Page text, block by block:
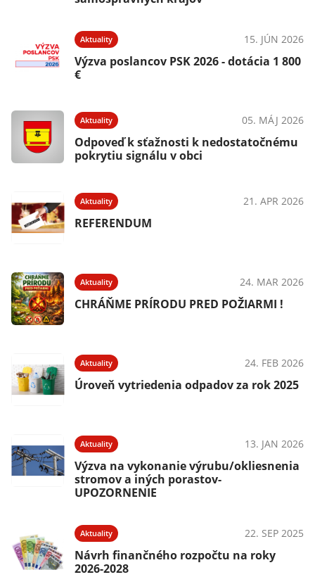
Aktuality 15. JÚN 2026
Výzva poslancov PSK 2026 - dotácia 1 800
€
Aktuality 05. MÁJ 2026
Odpoveď k sťažnosti k nedostatočnému
pokrytiu signálu v obci
Aktuality 21. APR 2026
REFERENDUM
Aktuality 24. MAR 2026
CHRÁŇME PRÍRODU PRED POŽIARMI !
Aktuality 24. FEB 2026
Úroveň vytriedenia odpadov za rok 2025
Aktuality 13. JAN 2026
Výzva na vykonanie výrubu/okliesnenia
stromov a iných porastov-
UPOZORNENIE
Aktuality 22. SEP 2025
Návrh finančného rozpočtu na roky
2026-2028